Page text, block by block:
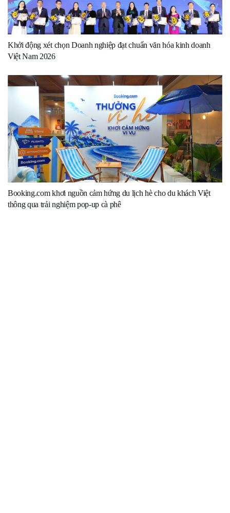
Khởi động xét chọn Doanh nghiệp đạt chuẩn văn hóa kinh doanh
Việt Nam 2026
Booking.com khơi nguồn cảm hứng du lịch hè cho du khách Việt
thông qua trải nghiệm pop-up cà phê